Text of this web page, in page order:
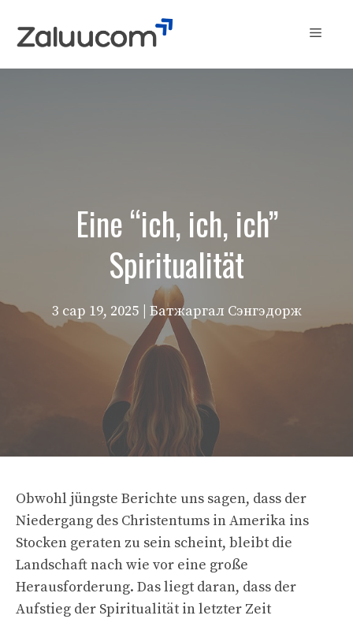
Menu
Eine “ich, ich, ich”
Spiritualität
3 сар 19, 2025 | Батжаргал Сэнгэдорж
Obwohl jüngste Berichte uns sagen, dass der
Niedergang des Christentums in Amerika ins
Stocken geraten zu sein scheint, bleibt die
Landschaft nach wie vor eine große
Herausforderung. Das liegt daran, dass der
Aufstieg der Spiritualität in letzter Zeit